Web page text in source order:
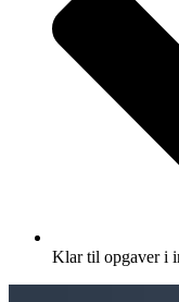
Klar til opgaver i